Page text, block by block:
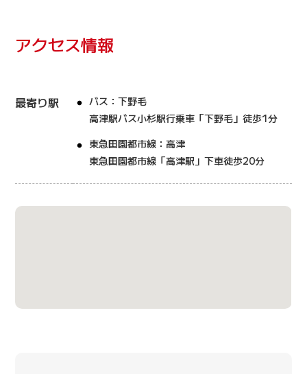
アクセス情報
最寄り駅
バス：下野毛
高津駅バス小杉駅行乗車「下野毛」徒歩1分
東急田園都市線：高津
東急田園都市線「高津駅」下車徒歩20分